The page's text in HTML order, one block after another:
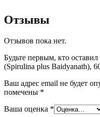
Отзывы
Отзывов пока нет.
Будьте первым, кто
(Spirulina plus Baidyanath),
Ваш адрес email не будет
помечены *
Ваша оценка *